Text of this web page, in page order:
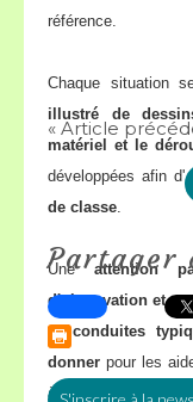
référence.
Chaque situation
illustré de
matériel et le
développées afin d'
de classe.
Une attention
d'observation et
etconduites
donner pour les
à laformulation
« Article